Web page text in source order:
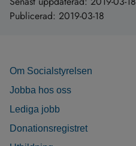
Publicerad: 2019-03-18
Om Socialstyrelsen
Jobba hos oss
Lediga jobb
Donationsregistret